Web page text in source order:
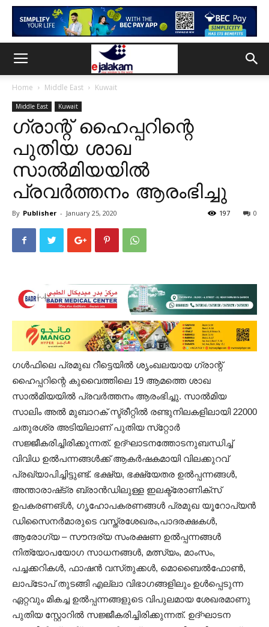
Home Middle East Kuwait
Middle East Kuwait
ഗ്രാന്റ്‌ ഹൈപ്പറിന്റെ
പുതിയ ശാഖ
സാൽമിയയിൽ
പ്രവർത്തനം ആരംഭിച്ചു
By Publisher - January 25, 2020 0
197
ഗൾഫിലെ പ്രമുഖ റീട്ടെയില്‍ ശൃംഖലയായ ഗ്രാന്റ്‌
ഹൈപ്പറിന്റെ കുവൈത്തിലെ 19 ആമത്തെ ശാഖ
സാൽമിയയിൽ പ്രവർത്തനം ആരംഭിച്ചു. സാൽമിയ
സാലിം അൽ മുബാറക് സ്ട്രീറ്റിൽ രണ്ടുനിലകളിലായി 22000
ചതുരശ്ര അടിയിലാണ് പുതിയ സ്​റ്റോർ
സജ്ജീകരിച്ചിരിക്കുന്നത്‌. ഉദ്​ഘാടനത്തോടനുബന്ധിച്ച്​
വിവിധ ഉൽപന്നങ്ങൾക്ക്​ ആകർഷകമായി വിലക്കുറവ്‌
പ്രഖ്യാപിച്ചിട്ടുണ്ട്​. ഭക്ഷ്യ, ഭക്ഷ്യേതര ഉല്‍പ്പന്നങ്ങൾ,
അന്താരാഷ്​ട്ര ബ്രാന്‍ഡിലുള്ള ഇലക്ട്രോണിക്സ്
ഉപകരണങ്ൾ, ഗൃഹോപകരണങ്ങൾ പ്രമുഖ യൂറോപ്യന്‍
ഡിസൈനര്‍മാരുടെ വസ്ത്രശേഖരം,പാദരക്ഷകൾ,
ആരോഗ്യ – സൗന്ദര്യ സംരക്ഷണ ഉല്‍പ്പന്നങ്ങൾ
നിത്യോപയോഗ സാധനങ്ങൾ, മത്സ്യം, മാംസം,
പച്ചക്കറികൾ, ഫാഷൻ വസ്​തുക്കൾ, മൊബൈൽഫോൺ,
ലാപ്​ടോപ്​ തുടങ്ങി എല്ലാ വിഭാഗങ്ങളിലും ഉൾപ്പെടുന്ന
ഏറ്റവും മികച്ച ഉല്‍പ്പന്നങ്ങളുടെ വിപുലമായ ശേഖരമാണു
പുതിയ സ്റ്റോറിൽ സജ്ജീകരിച്ചിരിക്കുന്നത്‌. ഉദ്​ഘാടന